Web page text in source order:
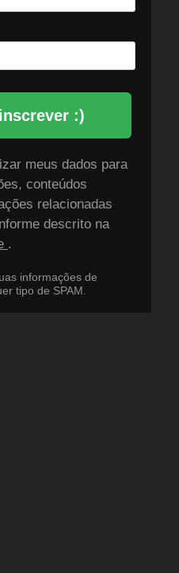
:)
meus dados para
conteúdos
relacionadas
descrito na
.
informações de
tipo de SPAM.